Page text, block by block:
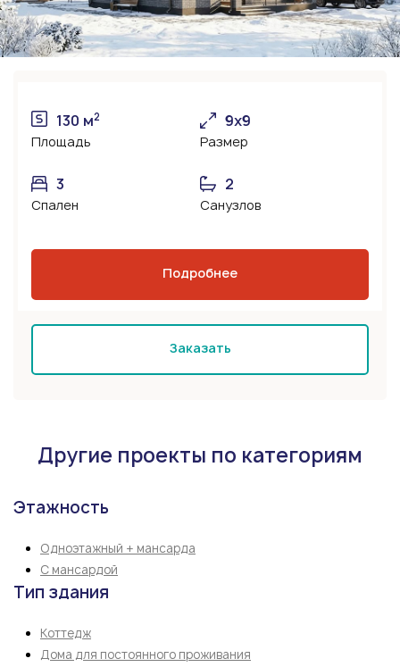
130 м2
Площадь
9х9
Размер
3
Спален
2
Санузлов
Подробнее
Заказать
Другие проекты по категориям
Этажность
Одноэтажный + мансарда
С мансардой
Тип здания
Коттедж
Дома для постоянного проживания